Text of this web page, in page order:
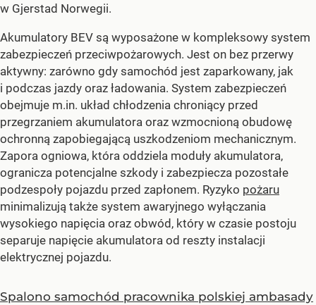
w Gjerstad Norwegii.
Akumulatory BEV są wyposażone w kompleksowy system
zabezpieczeń przeciwpożarowych. Jest on bez przerwy
aktywny: zarówno gdy samochód jest zaparkowany, jak
i podczas jazdy oraz ładowania. System zabezpieczeń
obejmuje m.in. układ chłodzenia chroniący przed
przegrzaniem akumulatora oraz wzmocnioną obudowę
ochronną zapobiegającą uszkodzeniom mechanicznym.
Zapora ogniowa, która oddziela moduły akumulatora,
ogranicza potencjalne szkody i zabezpiecza pozostałe
podzespoły pojazdu przed zapłonem. Ryzyko pożaru
minimalizują także system awaryjnego wyłączania
wysokiego napięcia oraz obwód, który w czasie postoju
separuje napięcie akumulatora od reszty instalacji
elektrycznej pojazdu.
Spalono samochód pracownika polskiej ambasady